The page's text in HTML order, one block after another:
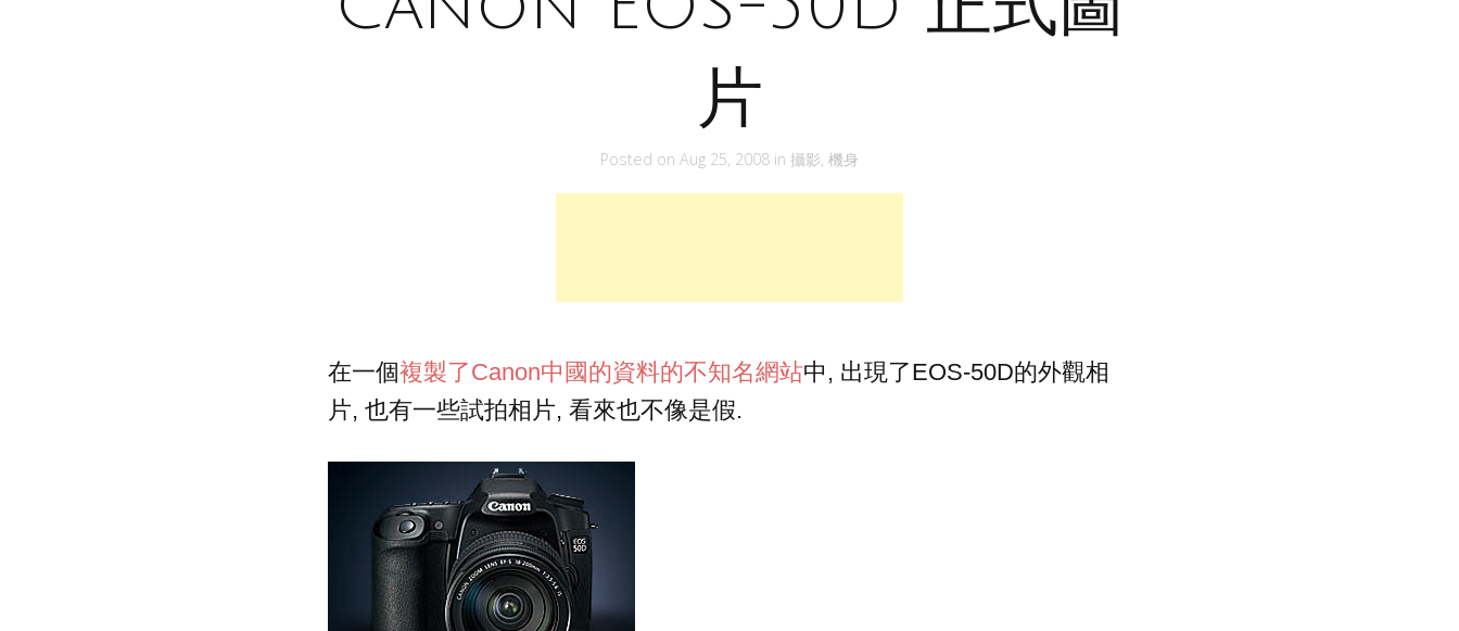
片
Posted on Aug 25, 2008 in 攝影, 機身
在一個複製了Canon中國的資料的不知名網站中, 出現了EOS-50D的外觀相
片, 也有一些試拍相片, 看來也不像是假.